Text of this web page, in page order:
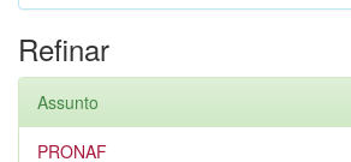
Refinar
Assunto
PRONAF